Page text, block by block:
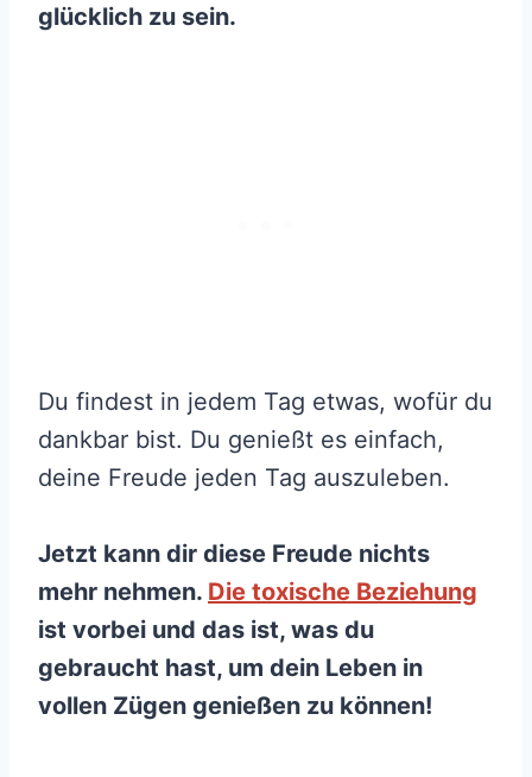
glücklich zu sein.
Du findest in jedem Tag etwas, wofür du
dankbar bist. Du genießt es einfach,
deine Freude jeden Tag auszuleben.
Jetzt kann dir diese Freude nichts
mehr nehmen. Die toxische Beziehung
ist vorbei und das ist, was du
gebraucht hast, um dein Leben in
vollen Zügen genießen zu können!